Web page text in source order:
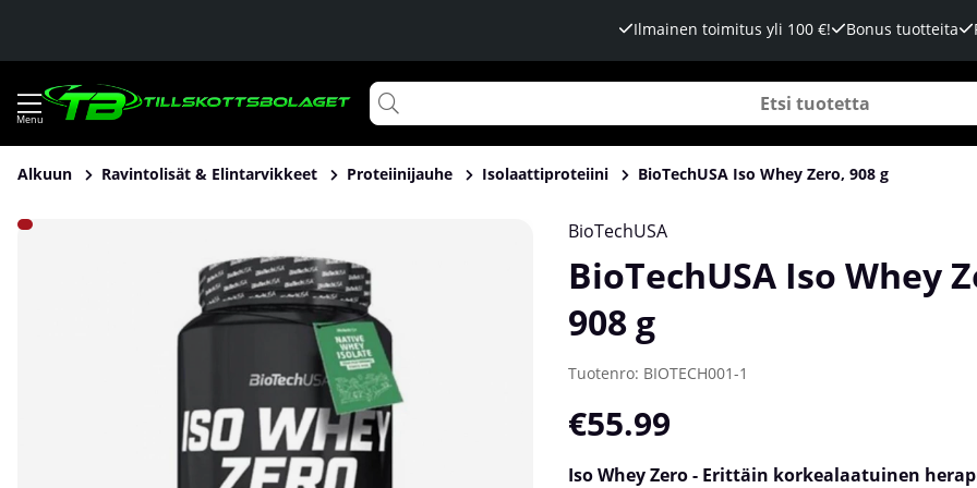
Ilmainen toimitus yli 100 €! Bonus tuotteita
Alkuun Ravintolisät & Elintarvikkeet Proteiinijauhe Isolaattiproteiini BioTechUSA Iso Whey Zero, 908 g
Tuotekuvat BioTechUSA Iso Whey Zero, 908 g BioTechUSA
BioTechUSA Iso Whey
908 g
Tuotenro: BIOTECH001-1
€55.99
Iso Whey Zero - Erittäin korkealaatuinen